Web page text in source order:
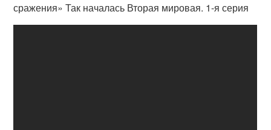
сражения» Так началась Вторая мировая. 1-я серия